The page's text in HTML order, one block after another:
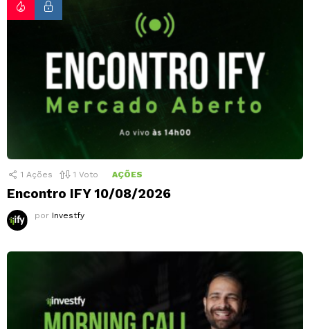
1 Ações 1 Voto AÇÕES
Encontro IFY 10/08/2026
por Investfy